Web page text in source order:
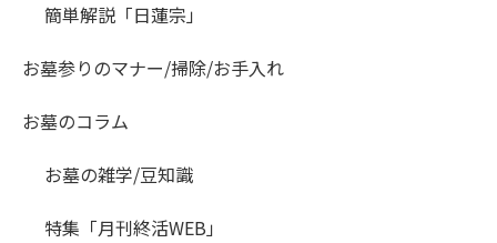
簡単解説「日蓮宗」
お墓参りのマナー/掃除/お手入れ
お墓のコラム
お墓の雑学/豆知識
特集「月刊終活WEB」